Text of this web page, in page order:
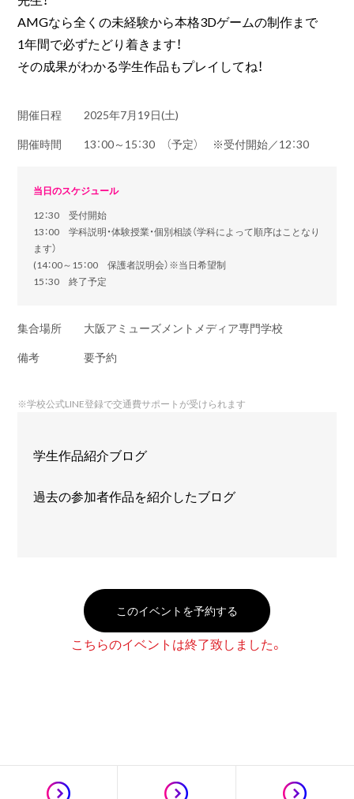
AMGなら全くの未経験から本格3Dゲームの制作まで
1年間で必ずたどり着きます！
その成果がわかる学生作品もプレイしてね！
開催日程
2025年7月19日(土)
開催時間
13：00～15：30 （予定） ※受付開始／12：30
当日のスケジュール
12：30 受付開始
13：00 学科説明・体験授業・個別相談（学科によって順序はことなり
ます）
(14：00～15：00 保護者説明会）※当日希望制
15：30 終了予定
集合場所
大阪アミューズメントメディア専門学校
備考
要予約
※学校公式LINE登録で交通費サポートが受けられます
学生作品紹介ブログ
過去の参加者作品を紹介したブログ
このイベントを予約する
こちらのイベントは終了致しました。